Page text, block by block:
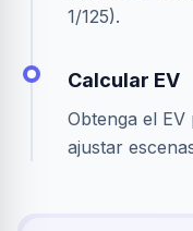
1/125).
Calcular EV
Obtenga el
ajustar